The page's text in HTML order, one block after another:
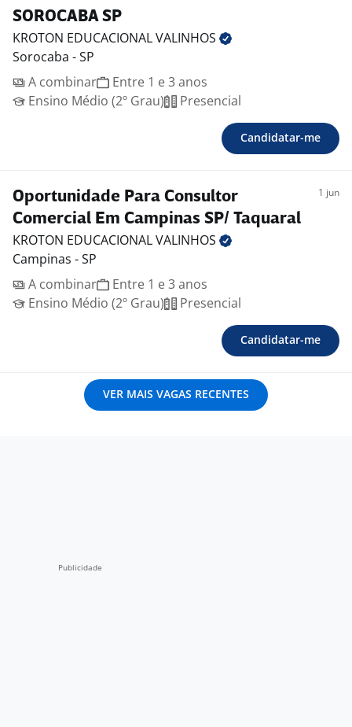
SOROCABA SP
KROTON EDUCACIONALVALINHOS
Sorocaba - SP
A combinar
Entre 1 e 3 anos
Ensino Médio (2º Grau)
Presencial
Candidatar-me
Oportunidade Para Consultor
Comercial Em Campinas SP/ Taquaral
1 jun
KROTON EDUCACIONALVALINHOS
Campinas - SP
A combinar
Entre 1 e 3 anos
Ensino Médio (2º Grau)
Presencial
Candidatar-me
VER MAIS VAGAS RECENTES